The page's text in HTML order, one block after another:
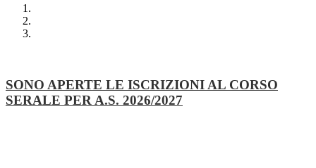
SONO APERTE LE ISCRIZIONI AL CORSO
SERALE PER A.S. 2026/2027